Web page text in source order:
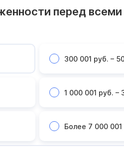
перед всеми
300 001 руб. –
1 000 001 руб. –
Более 7 000 001